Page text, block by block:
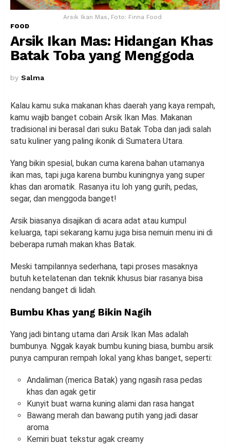
Arsik Ikan Mas, Foto: Finna Food
FOOD
Arsik Ikan Mas: Hidangan Khas
Batak Toba yang Menggoda
by Salma
Kalau kamu suka makanan khas daerah yang kaya rempah,
kamu wajib banget cobain Arsik Ikan Mas. Makanan
tradisional ini berasal dari suku Batak Toba dan jadi salah
satu kuliner yang paling ikonik di Sumatera Utara.
Yang bikin spesial, bukan cuma karena bahan utamanya
ikan mas, tapi juga karena bumbu kuningnya yang super
khas dan aromatik. Rasanya itu loh yang gurih, pedas,
segar, dan menggoda banget!
Arsik biasanya disajikan di acara adat atau kumpul
keluarga, tapi sekarang kamu juga bisa nemuin menu ini di
beberapa rumah makan khas Batak.
Meski tampilannya sederhana, tapi proses masaknya
butuh ketelatenan dan teknik khusus biar rasanya bisa
nendang banget di lidah.
Bumbu Khas yang Bikin Nagih
Yang jadi bintang utama dari Arsik Ikan Mas adalah
bumbunya. Nggak kayak bumbu kuning biasa, bumbu arsik
punya campuran rempah lokal yang khas banget, seperti:
Andaliman (merica Batak) yang ngasih rasa pedas
khas dan agak getir
Kunyit buat warna kuning alami dan rasa hangat
Bawang merah dan bawang putih yang jadi dasar
aroma
Kemiri buat tekstur agak creamy